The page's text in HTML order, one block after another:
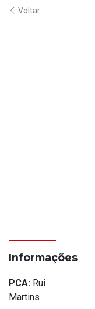
Voltar
Informações
PCA: Rui
Martins